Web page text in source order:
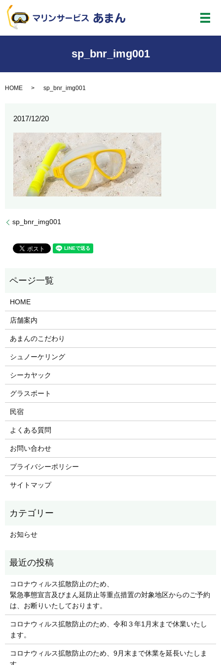
メ
sp_bnr_img001
HOME sp_bnr_img001
2017/12/20
sp_bnr_img001
HOME
店舗案内
あまんのこだわり
シュノーケリング
シーカヤック
グラスボート
民宿
よくある質問
お問い合わせ
プライバシーポリシー
サイトマップ
お知らせ
コロナウィルス拡散防止のため、
緊急事態宣言及びまん延防止等重点措置の対象地区からのご予約
は、お断りいたしております。
コロナウィルス拡散防止のため、令和３年1月末まで休業いたし
ます。
コロナウィルス拡散防止のため、9月末まで休業を延長いたしま